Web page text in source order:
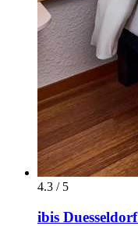
4.3 / 5
ibis